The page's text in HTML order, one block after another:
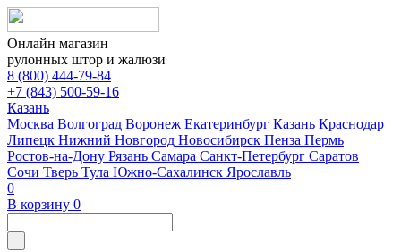
Онлайн магазин
рулонных штор и жалюзи
8 (800) 444-79-84
+7 (843) 500-59-16
Казань
Москва Волгоград Воронеж Екатеринбург Казань Краснодар
Липецк Нижний Новгород Новосибирск Пенза Пермь
Ростов-на-Дону Рязань Самара Санкт-Петербург Саратов
Сочи Тверь Тула Южно-Сахалинск Ярославль
0
В корзину 0